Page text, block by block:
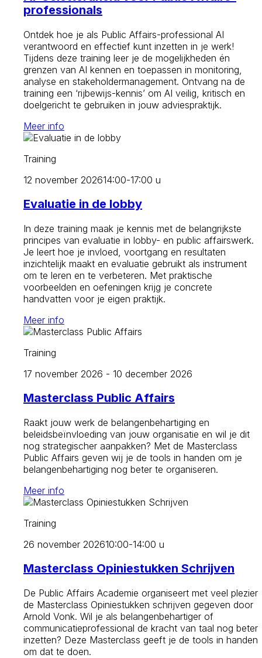
professionals
Ontdek hoe je als Public Affairs-professional AI
verantwoord en effectief kunt inzetten in je werk!
Tijdens deze training leer je de mogelijkheden én
grenzen van AI kennen en toepassen in monitoring,
analyse en stakeholdermanagement. Ontvang na de
training een ‘rijbewijs-kennis’ om AI veilig, kritisch en
doelgericht te gebruiken in jouw adviespraktijk.
Meer info
Training
12 november 202614:00-17:00 u
Evaluatie in de lobby
In deze training maak je kennis met de belangrijkste
principes van evaluatie in lobby- en public affairswerk.
Je leert hoe je invloed, voortgang en resultaten
inzichtelijk maakt en evaluatie gebruikt als instrument
om te leren en te verbeteren. Met praktische
voorbeelden en oefeningen krijg je concrete
handvatten voor je eigen praktijk.
Meer info
Training
17 november 2026 - 10 december 2026
Masterclass Public Affairs
Raakt jouw werk de belangenbehartiging en
beleidsbeïnvloeding van jouw organisatie en wil je dit
nog strategischer aanpakken? Met de Masterclass
Public Affairs geven wij je de tools in handen om je
belangenbehartiging nog beter te organiseren.
Meer info
Training
26 november 202610:00-14:00 u
Masterclass Opiniestukken Schrijven
De Public Affairs Academie organiseert met veel plezier
de Masterclass Opiniestukken schrijven gegeven door
Arnold Vonk. Wil je als belangenbehartiger of
communicatieprofessional de kracht van taal nog beter
inzetten? Deze Masterclass geeft je de tools in handen
om dat te doen.